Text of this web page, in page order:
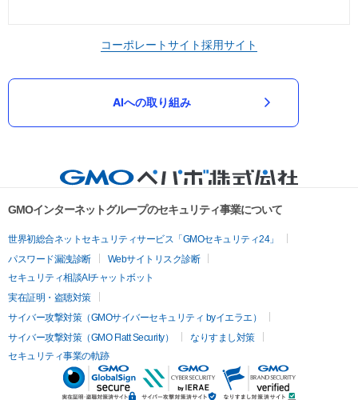
コーポレートサイト採用サイト
AIへの取り組み
GMOインターネットグループのセキュリティ事業について
世界初総合ネットセキュリティサービス「GMOセキュリティ24」
パスワード漏洩診断
Webサイトリスク診断
セキュリティ相談AIチャットボット
実在証明・盗聴対策
サイバー攻撃対策（GMOサイバーセキュリティ byイエラエ）
サイバー攻撃対策（GMO Flatt Security）
なりすまし対策
セキュリティ事業の軌跡